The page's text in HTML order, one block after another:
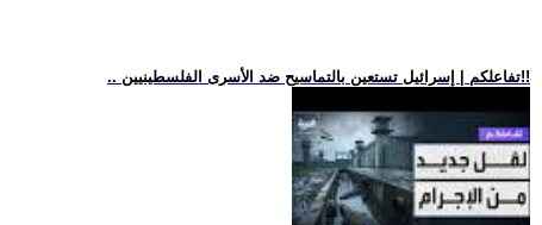
.. تفاعلكم | إسرائيل تستعين بالتماسيح ضد الأسرى الفلسطينيين!!